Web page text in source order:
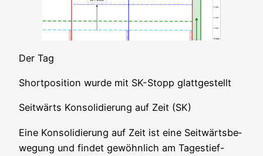
Der Tag
Short­po­si­ti­on wur­de mit SK-Stopp glattgestellt
Seit­wärts Kon­so­li­die­rung auf Zeit (SK)
Eine Kon­so­li­die­rung auf Zeit ist eine Seit­wärts­be­
we­gung und fin­det gewöhn­lich am Tages­tief-